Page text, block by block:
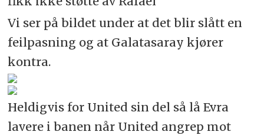
Vi ser på bildet under at det blir slått en
feilpasning og at Galatasaray kjører
kontra.
Heldigvis for United sin del så lå Evra
lavere i banen når United angrep mot